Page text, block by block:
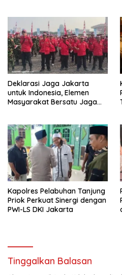
Deklarasi Jaga Jakarta
untuk Indonesia, Elemen
Masyarakat Bersatu Jaga
Kapolres Pelabuhan Tanjung
Priok Perkuat Sinergi dengan
PWI-LS DKI Jakarta
Tinggalkan Balasan